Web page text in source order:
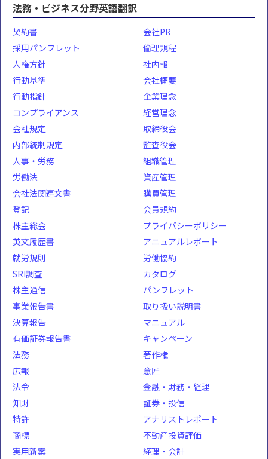
法務・ビジネス分野英語翻訳
契約書
採用パンフレット
人権方針
行動基準
行動指針
コンプライアンス
会社規定
内部統制規定
人事・労務
労働法
会社法関連文書
登記
株主総会
英文履歴書
会社PR
倫理規程
社内報
会社概要
企業理念
経営理念
取締役会
監査役会
組織管理
資産管理
購買管理
会員規約
プライバシーポリシー
アニュアルレポート
就労規則
SRI調査
株主通信
事業報告書
決算報告
有価証券報告書
法務
広報
法令
知財
特許
商標
実用新案
労働協約
カタログ
パンフレット
取り扱い説明書
マニュアル
キャンペーン
著作権
意匠
金融・財務・経理
証券・投信
アナリストレポート
不動産投資評価
経理・会計